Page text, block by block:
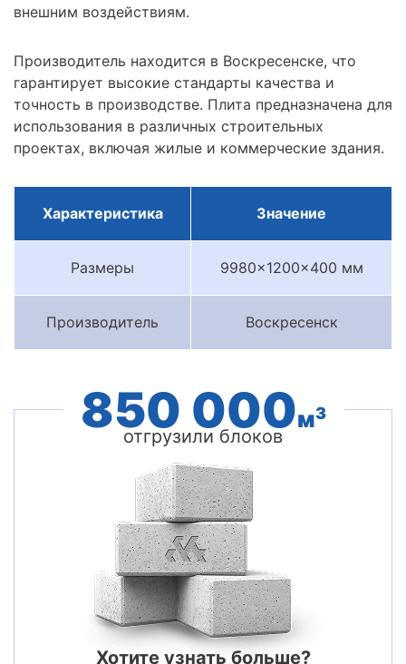
внешним воздействиям.
Производитель находится в Воскресенске, что
гарантирует высокие стандарты качества и
точность в производстве. Плита предназначена для
использования в различных строительных
проектах, включая жилые и коммерческие здания.
Характеристика Значение
Размеры 9980x1200x400 мм
Производитель Воскресенск
850 000м3
отгрузили блоков
Хотите узнать больше?